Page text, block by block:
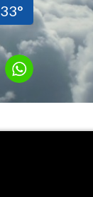
33°